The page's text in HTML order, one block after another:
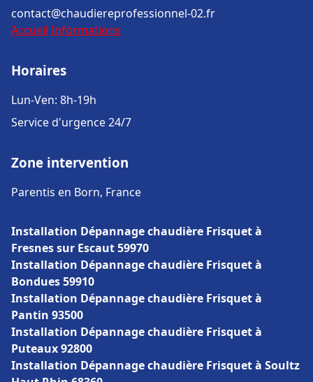
contact@chaudiereprofessionnel-02.fr
Accueil Informations
Horaires
Lun-Ven: 8h-19h
Service d'urgence 24/7
Zone intervention
Parentis en Born, France
Installation Dépannage chaudière Frisquet à
Fresnes sur Escaut 59970
Installation Dépannage chaudière Frisquet à
Bondues 59910
Installation Dépannage chaudière Frisquet à
Pantin 93500
Installation Dépannage chaudière Frisquet à
Puteaux 92800
Installation Dépannage chaudière Frisquet à Soultz